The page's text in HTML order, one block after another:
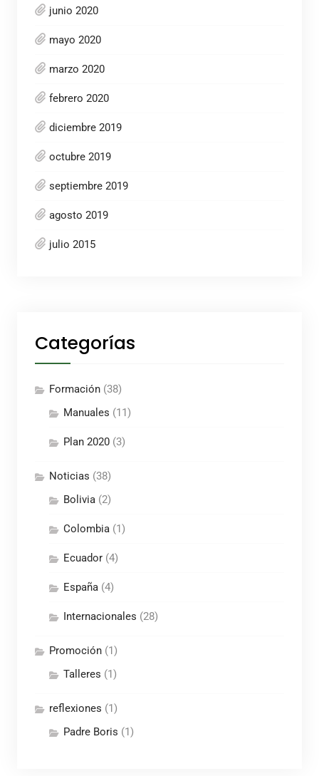
junio 2020
mayo 2020
marzo 2020
febrero 2020
diciembre 2019
octubre 2019
septiembre 2019
agosto 2019
julio 2015
Categorías
Formación(38)
Manuales (11)
Plan 2020(3)
Noticias (38)
Bolivia(2)
Colombia(1)
Ecuador(4)
España(4)
Internacionales (28)
Promoción(1)
Talleres (1)
reflexiones (1)
Padre Boris (1)